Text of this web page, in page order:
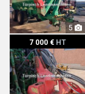
5
7 000 € HT
Kuhn Challenger CH 8